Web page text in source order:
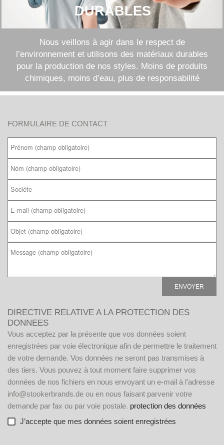
DURABLES
Nous veillons à agir dans le respect de
l’environnement et utilisons des matériaux durables
pour la production de nos styles. Moins de produits
chimiques, moins d’eau, plus de responsabilité
e
u
i
l
l
e
z
l
a
i
DIRECTIVE RELATIVE A LA PROTECTION DES
DONNEES
Vous acceptez par la présente que vos données soient
enregistrées par voie électronique afin de permettre le traitement
de votre demande. Vos données ne seront pas transmises à
des tiers. Vous pouvez à tout moment faire supprimer vos
données de nos fichiers en nous envoyant un e-mail à l’adresse
info@stookerbrands.de ou en nous faisant parvenir votre
demande par fax ou par voie postale. protection des données
J’accepte que mes données soient enregistrées
FORMULAIRE DE CONTACT